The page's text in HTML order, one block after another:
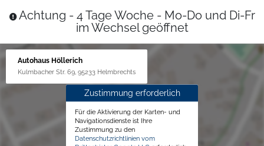
Achtung - 4 Tage Woche - Mo-Do und Di-Fr
im Wechsel geöffnet
Autohaus Höllerich
Kulmbacher Str. 69, 95233 Helmbrechts
Zustimmung erforderlich
Für die Aktivierung der Karten- und
Navigationsdienste ist Ihre
Zustimmung zu den
Datenschutzrichtlinien vom